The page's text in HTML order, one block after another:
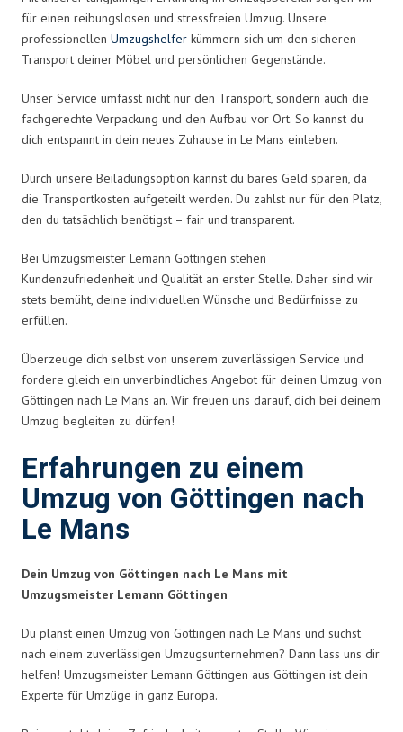
für einen reibungslosen und stressfreien Umzug. Unsere
professionellen Umzugshelfer kümmern sich um den sicheren
Transport deiner Möbel und persönlichen Gegenstände.
Unser Service umfasst nicht nur den Transport, sondern auch die
fachgerechte Verpackung und den Aufbau vor Ort. So kannst du
dich entspannt in dein neues Zuhause in Le Mans einleben.
Durch unsere Beiladungsoption kannst du bares Geld sparen, da
die Transportkosten aufgeteilt werden. Du zahlst nur für den Platz,
den du tatsächlich benötigst – fair und transparent.
Bei Umzugsmeister Lemann Göttingen stehen
Kundenzufriedenheit und Qualität an erster Stelle. Daher sind wir
stets bemüht, deine individuellen Wünsche und Bedürfnisse zu
erfüllen.
Überzeuge dich selbst von unserem zuverlässigen Service und
fordere gleich ein unverbindliches Angebot für deinen Umzug von
Göttingen nach Le Mans an. Wir freuen uns darauf, dich bei deinem
Umzug begleiten zu dürfen!
Erfahrungen zu einem
Umzug von Göttingen nach
Le Mans
Dein Umzug von Göttingen nach Le Mans mit
Umzugsmeister Lemann Göttingen
Du planst einen Umzug von Göttingen nach Le Mans und suchst
nach einem zuverlässigen Umzugsunternehmen? Dann lass uns dir
helfen! Umzugsmeister Lemann Göttingen aus Göttingen ist dein
Experte für Umzüge in ganz Europa.